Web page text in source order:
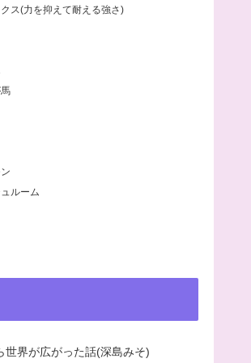
クス(力を抑えて耐える強さ)
ルーム
世界が広がった話(深島みそ)